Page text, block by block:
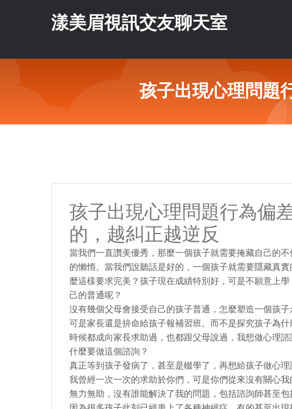
漾美眉視訊交友聊天室
孩子出現心理問題
孩子出現心理問題行為偏
的，越糾正越逆反
當我們一直讚美優秀，那麼一個孩子就需要掩藏自己的
的懶惰。當我們說聽話是好的，一個孩子就需要隱藏真
麼這樣要求完美？孩子現在成績特別好，可是不願意上
己的普通呢？
沒有幾個父母會接受自己的孩子普通，怎麼塑造一個孩
可是家長還是拚命給孩子報補習班。而不是探究孩子為
時候都成向家長求助過，也都跟父母說過，我想做心理
什麼要做這個諮詢？
真正等到孩子發病了，甚至是輟學了，再想給孩子做心
我曾經一次一次的求助於你們，可是你們從來沒有關心
無力無助，沒有誰能解決了我的問題，包括諮詢師甚至包